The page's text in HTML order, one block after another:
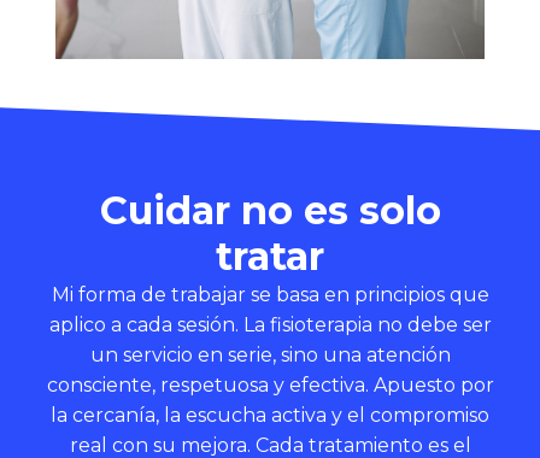
Cuidar no es solo
tratar
Mi forma de trabajar se basa en principios que
aplico a cada sesión. La fisioterapia no debe ser
un servicio en serie, sino una atención
consciente, respetuosa y efectiva. Apuesto por
la cercanía, la escucha activa y el compromiso
real con su mejora. Cada tratamiento es el